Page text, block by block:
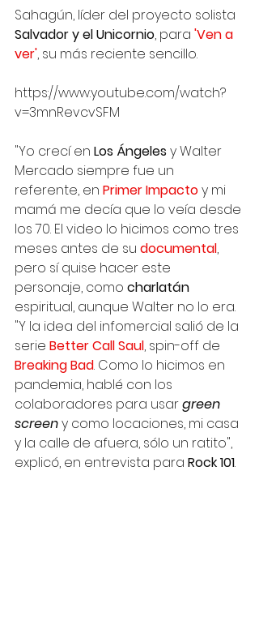
Sahagún, líder del proyecto solista
Salvador y el Unicornio, para 'Ven a
ver', su más reciente sencillo.
https://www.youtube.com/watch?
v=3mnRevcvSFM
"Yo crecí en Los Ángeles y Walter
Mercado siempre fue un
referente, en Primer Impactoy mi
mamá me decía que lo veía desde
los 70. El video lo hicimos como tres
meses antes de su documental,
pero sí quise hacer este
personaje, como charlatán
espiritual, aunque Walter no lo era.
"Y la idea del infomercial salió de la
serie Better Call Saul, spin-off de
Breaking Bad. Como lo hicimos en
pandemia, hablé con los
colaboradores para usar green
screen y como locaciones, mi casa
y la calle de afuera, sólo un ratito",
explicó, en entrevista para Rock 101.